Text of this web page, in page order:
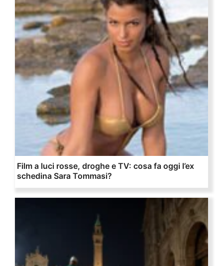
Film a luci rosse, droghe e TV: cosa fa oggi l’ex
schedina Sara Tommasi?